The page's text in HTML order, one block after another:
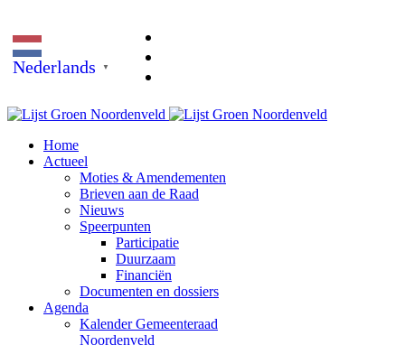
Nederlands ▼
Home
Actueel
Moties & Amendementen
Brieven aan de Raad
Nieuws
Speerpunten
Participatie
Duurzaam
Financiën
Documenten en dossiers
Agenda
Kalender Gemeenteraad
Noordenveld